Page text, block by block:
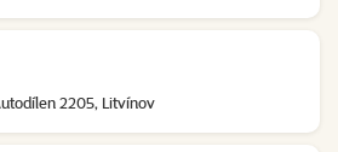
2205, Litvínov